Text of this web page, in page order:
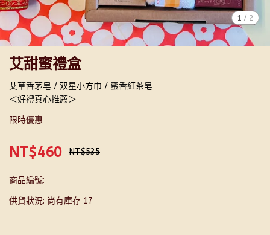
1 / 2
艾甜蜜禮盒
艾草香茅皂 / 双星小方巾 / 蜜香紅茶皂
＜好禮真心推薦＞
限時優惠
NT$460 NT$535
商品編號:
供貨狀況: 尚有庫存 17